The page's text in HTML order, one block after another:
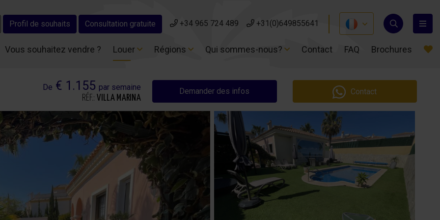
Profil de souhaits Consultation gratuite +34 965 724 489 +31(0)649855641
Vous souhaitez vendre ? Louer Régions Qui sommes-nous? Contact FAQ Brochures
Profil de souhaits Consultation gratuite +34 965 724 489 +31(0)649855641
Vous souhaitez vendre ? Louer Régions Qui sommes-nous? Contact FAQ Brochures
De € 1.155 par semaine
RÉF.:VILLA MARINA
Demander des infos Contact